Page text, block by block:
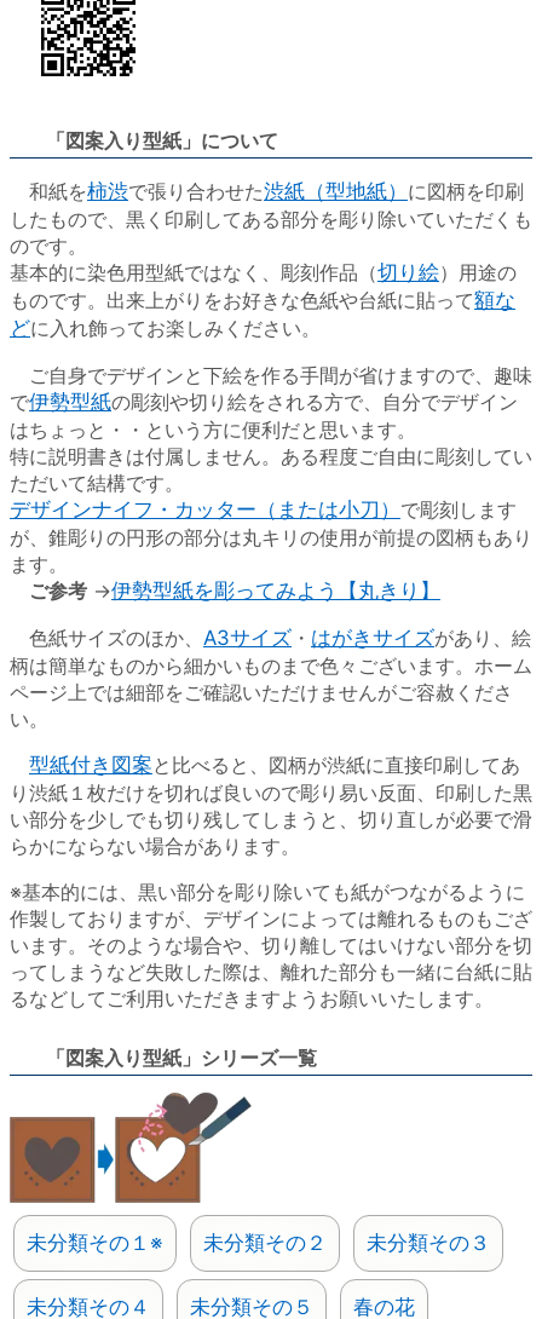
「図案入り型紙」について
和紙を柿渋で張り合わせた渋紙（型地紙） に図柄を印刷
したもので、黒く印刷してある部分を彫り除いていただくも
のです。
基本的に染色用型紙ではなく、彫刻作品（切り絵）用途の
ものです。出来上がりをお好きな色紙や台紙に貼って額な
どに入れ飾ってお楽しみください。
ご自身でデザインと下絵を作る手間が省けますので、趣味
で伊勢型紙の彫刻や切り絵をされる方で、自分でデザイン
はちょっと・・という方に便利だと思います。
特に説明書きは付属しません。ある程度ご自由に彫刻してい
ただいて結構です。
デザインナイフ・カッター（または小刀） で彫刻します
が、錐彫りの円形の部分は丸キリの使用が前提の図柄もあり
ます。
ご参考 →伊勢型紙を彫ってみよう【丸きり】
色紙サイズのほか、 A3サイズ ・ はがきサイズがあり、絵
柄は簡単なものから細かいものまで色々ございます。ホーム
ページ上では細部をご確認いただけませんがご容赦くださ
い。
型紙付き図案と比べると、図柄が渋紙に直接印刷してあ
り渋紙１枚だけを切れば良いので彫り易い反面、印刷した黒
い部分を少しでも切り残してしまうと、切り直しが必要で滑
らかにならない場合があります。
※基本的には、黒い部分を彫り除いても紙がつながるように
作製しておりますが、デザインによっては離れるものもござ
います。そのような場合や、切り離してはいけない部分を切
ってしまうなど失敗した際は、離れた部分も一緒に台紙に貼
るなどしてご利用いただきますようお願いいたします。
「図案入り型紙」シリーズ一覧
未分類その１※ 未分類その２ 未分類その３
未分類その４ 未分類その５ 春の花